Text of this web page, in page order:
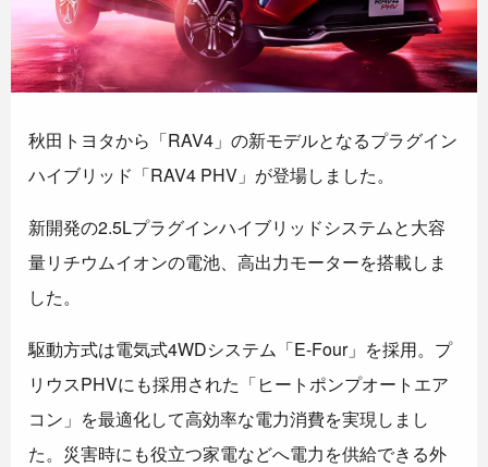
秋田トヨタから「RAV4」の新モデルとなるプラグイン
ハイブリッド「RAV4 PHV」が登場しました。
新開発の2.5Lプラグインハイブリッドシステムと大容
量リチウムイオンの電池、高出力モーターを搭載しま
した。
駆動方式は電気式4WDシステム「E-Four」を採用。プ
リウスPHVにも採用された「ヒートポンプオートエア
コン」を最適化して高効率な電力消費を実現しまし
た。災害時にも役立つ家電などへ電力を供給できる外